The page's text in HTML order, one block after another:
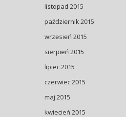
listopad 2015
październik 2015
wrzesień 2015
sierpień 2015
lipiec 2015
czerwiec 2015
maj 2015
kwiecień 2015